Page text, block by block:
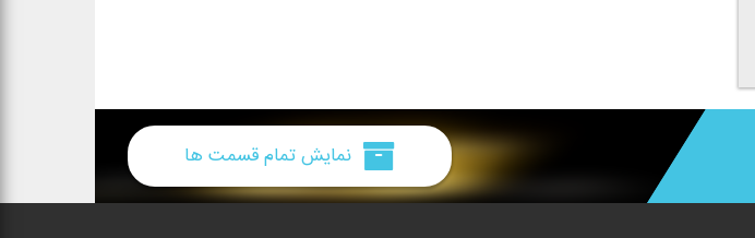
نمایش تمام قسمت ها